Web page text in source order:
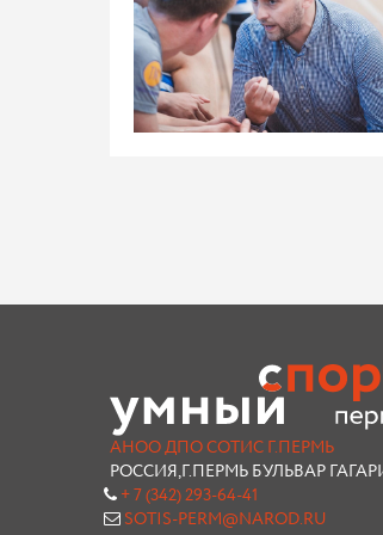
АНОО ДПО СОТИС Г.ПЕРМЬ
РОССИЯ,Г.ПЕРМЬ БУЛЬВАР
+ 7 (342) 293-64-41
SOTIS-PERM@NAROD.RU